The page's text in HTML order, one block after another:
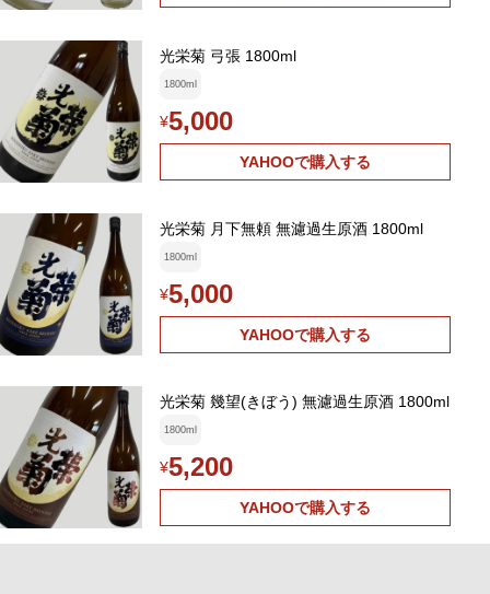
光栄菊 弓張 1800ml
1800ml
¥5,000
YAHOOで購入する
光栄菊 月下無頼 無濾過生原酒 1800ml
1800ml
¥5,000
YAHOOで購入する
光栄菊 幾望(きぼう) 無濾過生原酒 1800ml
1800ml
¥5,200
YAHOOで購入する